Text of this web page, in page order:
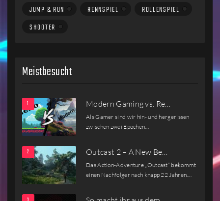
JUMP & RUN
RENNSPIEL
ROLLENSPIEL
SHOOTER
Meistbesucht
Modern Gaming vs. Re…
Als Gamer sind wir hin- und hergerissen
zwischen zwei Epochen…
Outcast 2 – A New Be…
Das Action-Adventure „Outcast“ bekommt
einen Nachfolger nach knapp 22 Jahren.…